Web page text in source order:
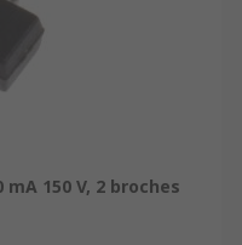
150 V, 2 broches